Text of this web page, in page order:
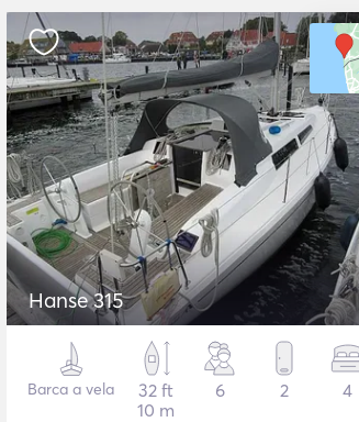
Hanse 315
Barca a vela
32 ft
10 m
6 2 4